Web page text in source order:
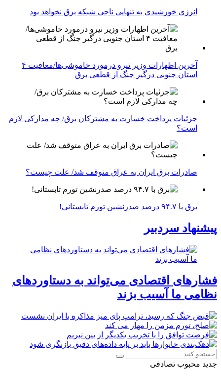
انرژی خورشیدی به تنهایی ناجی شبکه برق نخواهد بود
آخرین اظهارات وزیر نیرو درمورد خاموشی‌ها/معافیت ۴
استان جنوبی درگیر جنگ از قطعی برق
جزئیات پرداخت خسارت به مشترکان برق/ چه مدارکی لازم
است؟
صادرات برق ایران به عراق متوقف شد/ علت چیست؟
برق با ۹۴.۷ درصد صدرنشین تورم تابستانی!
پیشنهاد سردبیر
فشارهای اقتصادی می‌تواند به دستاوردهای
نظامی ما آسیب بزند
جدید محبوب تصادفی